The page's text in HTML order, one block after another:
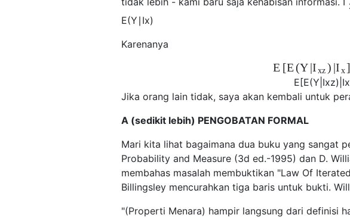
E(Y ∣ Ix)
Karenanya
E [E (Y |I xz ) I x]
E [E(Y Ixz) Ix
Jika orang lain tidak, saya akan kembali untuk
A (sedikit lebih) PENGOBATAN FORMAL
Mari kita lihat bagaimana dua buku yang sangat
Probability and Measure (3d ed.-1995) dan D.
membahas masalah membuktikan "Law Of
Billingsley mencurahkan tiga baris untuk bukti.
"(Properti Menara) hampir langsung dari definisi